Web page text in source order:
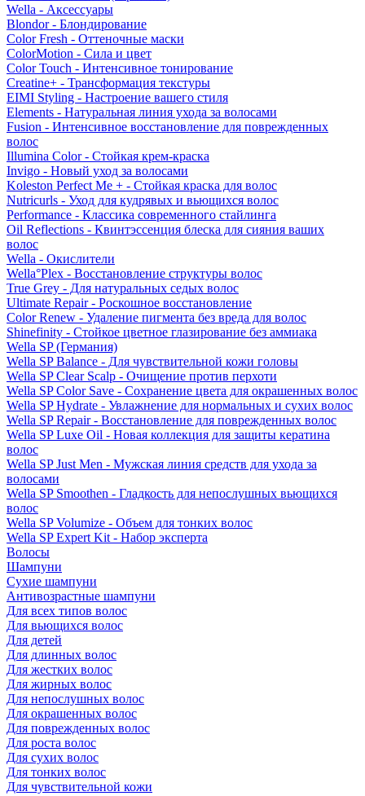
Wella - Аксессуары
Blondor - Блондирование
Color Fresh - Оттеночные маски
ColorMotion - Сила и цвет
Color Touch - Интенсивное тонирование
Creatine+ - Трансформация текстуры
EIMI Styling - Настроение вашего стиля
Elements - Натуральная линия ухода за волосами
Fusion - Интенсивное восстановление для поврежденных
волос
Illumina Color - Стойкая крем-краска
Invigo - Новый уход за волосами
Koleston Perfect Me + - Стойкая краска для волос
Nutricurls - Уход для кудрявых и вьющихся волос
Performance - Классика современного стайлинга
Oil Reflections - Квинтэссенция блеска для сияния ваших
волос
Wella - Окислители
Wella°Plex - Восстановление структуры волос
True Grey - Для натуральных седых волос
Ultimate Repair - Роскошное восстановление
Color Renew - Удаление пигмента без вреда для волос
Shinefinity - Стойкое цветное глазирование без аммиака
Wella SP (Германия)
Wella SP Balance - Для чувствительной кожи головы
Wella SP Clear Scalp - Очищение против перхоти
Wella SP Color Save - Сохранение цвета для окрашенных волос
Wella SP Hydrate - Увлажнение для нормальных и сухих волос
Wella SP Repair - Восстановление для поврежденных волос
Wella SP Luxe Oil - Новая коллекция для защиты кератина
волос
Wella SP Just Men - Мужская линия средств для ухода за
волосами
Wella SP Smoothen - Гладкость для непослушных вьющихся
волос
Wella SP Volumize - Объем для тонких волос
Wella SP Expert Kit - Набор эксперта
Волосы
Шампуни
Сухие шампуни
Антивозрастные шампуни
Для всех типов волос
Для вьющихся волос
Для детей
Для длинных волос
Для жестких волос
Для жирных волос
Для непослушных волос
Для окрашенных волос
Для поврежденных волос
Для роста волос
Для сухих волос
Для тонких волос
Для чувствительной кожи